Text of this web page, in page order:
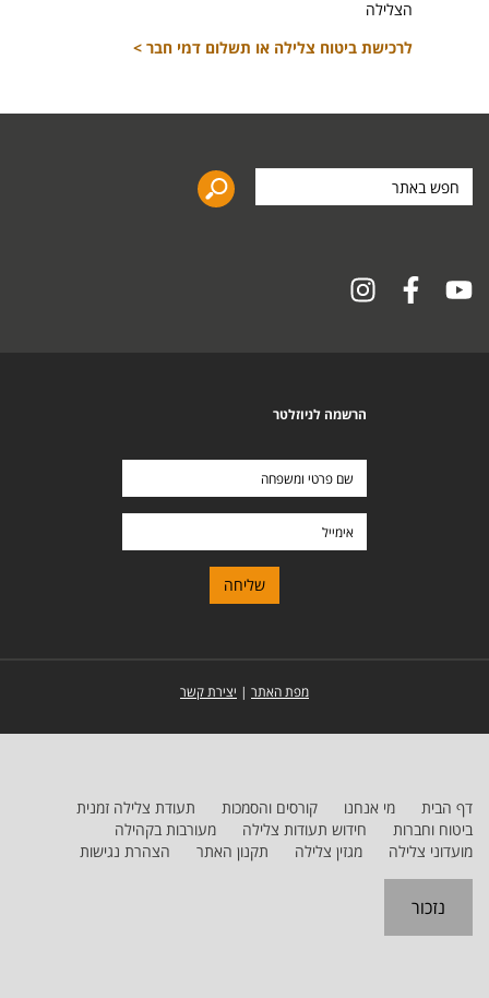
הצלילה
לרכישת ביטוח צלילה או תשלום דמי חבר >
באתר
הרשמה לניוזלטר
מפת האתר | יצירת קשר
דף הבית מי אנחנו קורסים והסמכות
תעודת צלילה זמנית
ביטוח וחברות
חידוש תעודות צלילה
מעורבות בקהילה
מועדוני צלילה
מגזין צלילה תקנון האתר הצהרת נגישות
נזכור